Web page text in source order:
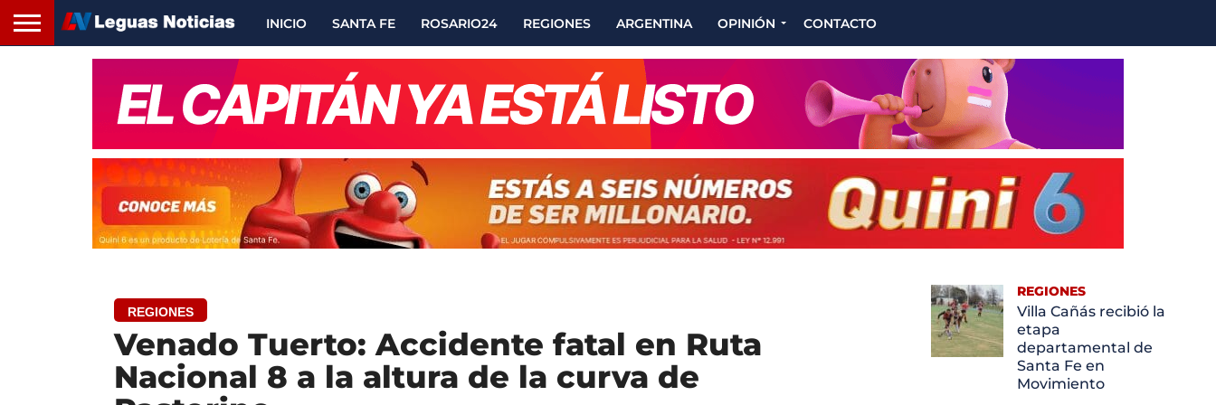
INICIO SANTA FE ROSARIO24 REGIONES ARGENTINA OPINIÓN CONTACTO
REGIONES
Venado Tuerto: Accidente fatal en Ruta
Nacional 8 a la altura de la curva de
REGIONES
Villa Cañás recibió la
etapa
departamental de
Santa Fe en
Movimiento